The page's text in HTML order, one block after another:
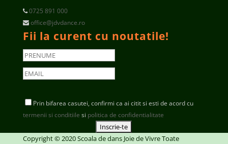
0725 891 000
office@jdvdance.ro
Fii la curent cu noutatile!
Prin bifarea casutei, confirmi ca ai citit si esti de acord cu
termenii si conditiile si politica de confidentialitate
Copyright © 2020Scoala de dans Joie de VivreToate